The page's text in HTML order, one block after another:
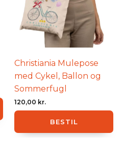
Christiania Mulepose
med Cykel, Ballon og
Sommerfugl
120,00 kr.
BESTIL